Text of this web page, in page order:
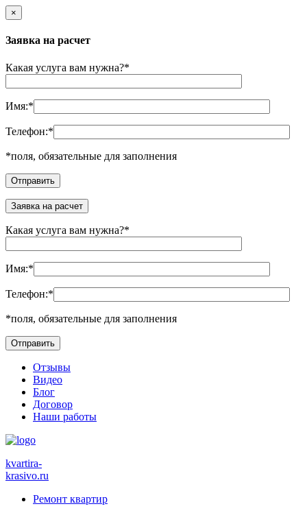
×
Заявка на расчет
Какая услуга вам нужна?*
Имя:*
Телефон:*
*поля, обязательные для заполнения
Заявка на расчет
Какая услуга вам нужна?*
Имя:*
Телефон:*
*поля, обязательные для заполнения
Отзывы
Видео
Блог
Договор
Наши работы
kvartira-
krasivo.ru
Ремонт квартир